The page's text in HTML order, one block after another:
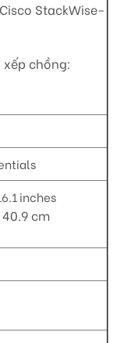
StackWise-
chồng:
inches
cm